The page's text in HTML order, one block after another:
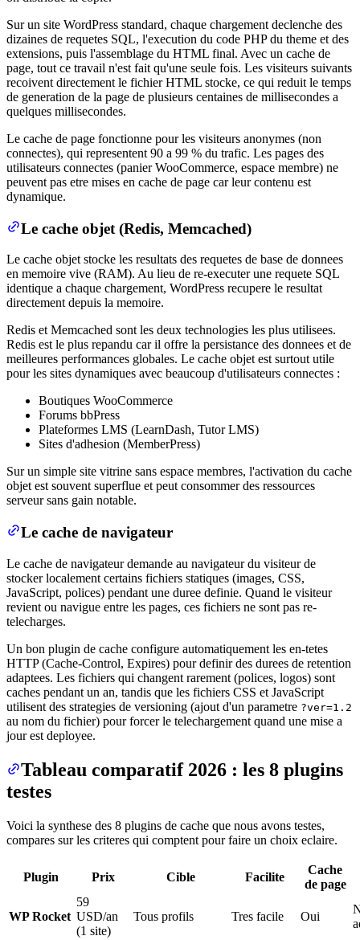
Sur un site WordPress standard, chaque chargement declenche des
dizaines de requetes SQL, l'execution du code PHP du theme et des
extensions, puis l'assemblage du HTML final. Avec un cache de
page, tout ce travail n'est fait qu'une seule fois. Les visiteurs suivants
recoivent directement le fichier HTML stocke, ce qui reduit le temps
de generation de la page de plusieurs centaines de millisecondes a
quelques millisecondes.
Le cache de page fonctionne pour les visiteurs anonymes (non
connectes), qui representent 90 a 99 % du trafic. Les pages des
utilisateurs connectes (panier WooCommerce, espace membre) ne
peuvent pas etre mises en cache de page car leur contenu est
dynamique.
Le cache objet (Redis, Memcached)
Le cache objet stocke les resultats des requetes de base de donnees
en memoire vive (RAM). Au lieu de re-executer une requete SQL
identique a chaque chargement, WordPress recupere le resultat
directement depuis la memoire.
Redis et Memcached sont les deux technologies les plus utilisees.
Redis est le plus repandu car il offre la persistance des donnees et de
meilleures performances globales. Le cache objet est surtout utile
pour les sites dynamiques avec beaucoup d'utilisateurs connectes :
Boutiques WooCommerce
Forums bbPress
Plateformes LMS (LearnDash, Tutor LMS)
Sites d'adhesion (MemberPress)
Sur un simple site vitrine sans espace membres, l'activation du cache
objet est souvent superflue et peut consommer des ressources
serveur sans gain notable.
Le cache de navigateur
Le cache de navigateur demande au navigateur du visiteur de
stocker localement certains fichiers statiques (images, CSS,
JavaScript, polices) pendant une duree definie. Quand le visiteur
revient ou navigue entre les pages, ces fichiers ne sont pas re-
telecharges.
Un bon plugin de cache configure automatiquement les en-tetes
HTTP (Cache-Control, Expires) pour definir des durees de retention
adaptees. Les fichiers qui changent rarement (polices, logos) sont
caches pendant un an, tandis que les fichiers CSS et JavaScript
utilisent des strategies de versioning (ajout d'un parametre ?ver=1.2
au nom du fichier) pour forcer le telechargement quand une mise a
jour est deployee.
Tableau comparatif 2026 : les 8 plugins
testes
Voici la synthese des 8 plugins de cache que nous avons testes,
compares sur les criteres qui comptent pour faire un choix eclaire.
Plugin Prix Cible Facilite
Cache
de page
WP Rocket
59
USD/an
(1 site)
Tous profils Tres facile Oui